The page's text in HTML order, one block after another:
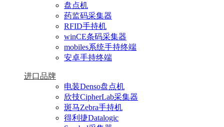
盘点机
药监码采集器
RFID手持机
winCE条码采集器
mobiles系统手持终端
安卓手持终端
进口品牌
电装Denso盘点机
欣技CipherLab采集器
斑马Zebra手持机
得利捷Datalogic